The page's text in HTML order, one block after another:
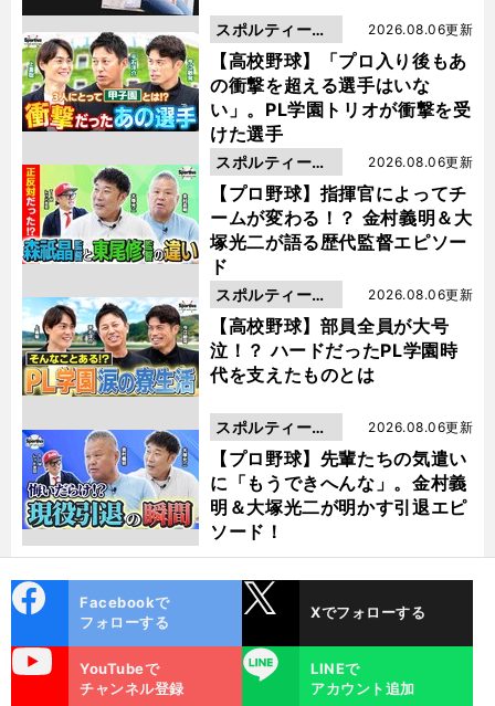
【高校野球】「プロ入り後もあ
の衝撃を超える選手はいな
い」。PL学園トリオが衝撃を受
けた選手
2026.08.06更新
スポルティーバ
動画
【プロ野球】指揮官によってチ
ームが変わる！？ 金村義明＆大
塚光二が語る歴代監督エピソー
ド
2026.08.06更新
スポルティーバ
動画
【高校野球】部員全員が大号
泣！？ ハードだったPL学園時
代を支えたものとは
2026.08.06更新
スポルティーバ
動画
【プロ野球】先輩たちの気遣い
に「もうできへんな」。金村義
明＆大塚光二が明かす引退エピ
ソード！
2026.08.06更新
スポルティーバ
動画
ok
Facebookで
フォローする
Xでフォローする
YouTubeで
チャンネル登録
LINE
LINEで
アカウント追加